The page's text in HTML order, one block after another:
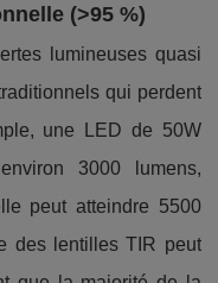
(>95 %)
lumineuses quasi
qui perdent
une LED de 50W
3000 lumens,
peut atteindre 5500
des lentilles TIR peut